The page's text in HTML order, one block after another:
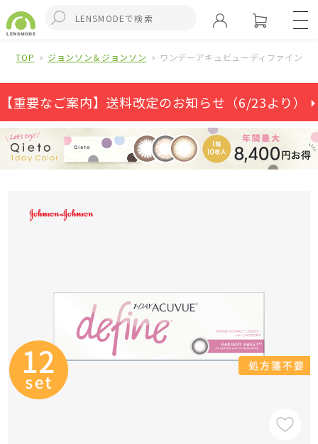
TOP ジョンソン＆ジョンソン ワンデーアキュビューディファイン
【重要なご案内】送料改定のお知らせ（6/23より） ⏵